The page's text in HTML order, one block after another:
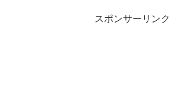
スポンサーリンク